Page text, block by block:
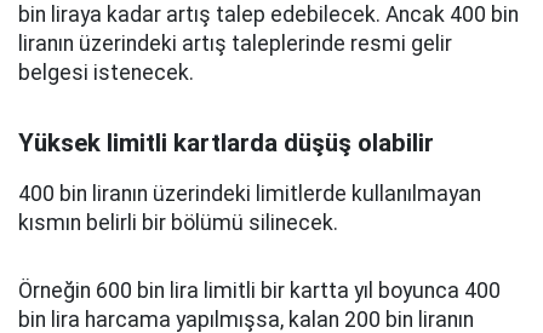
bin liraya kadar artış talep edebilecek. Ancak 400 bin
liranın üzerindeki artış taleplerinde resmi gelir
belgesi istenecek.
Yüksek limitli kartlarda düşüş olabilir
400 bin liranın üzerindeki limitlerde kullanılmayan
kısmın belirli bir bölümü silinecek.
Örneğin 600 bin lira limitli bir kartta yıl boyunca 400
bin lira harcama yapılmışsa, kalan 200 bin liranın